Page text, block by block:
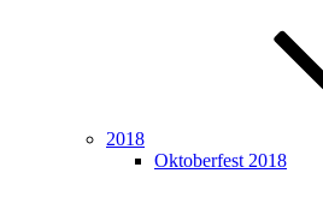
2018
Oktoberfest 2018